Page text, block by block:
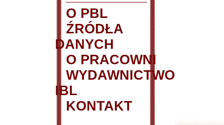
O PBL
ŹRÓDŁA
DANYCH
O PRACOWNI
WYDAWNICTWO
IBL
KONTAKT